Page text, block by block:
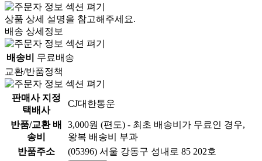
상품 상세 설명을 참고해주세요.
배송 상세정보
배송비
무료배송
교환/반품정책
판매사 지정
택배사
CJ대한통운
반품/교환 배
송비
3,000원 (편도) - 최초 배송비가 무료인 경우,
왕복 배송비 부과
반품주소
(05396) 서울 강동구 성내로 85 202호